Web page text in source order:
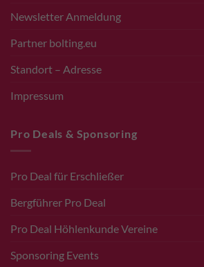
Newsletter Anmeldung
Partner bolting.eu
Standort – Adresse
Impressum
Pro Deals & Sponsoring
Pro Deal für Erschließer
Bergführer Pro Deal
Pro Deal Höhlenkunde Vereine
Sponsoring Events